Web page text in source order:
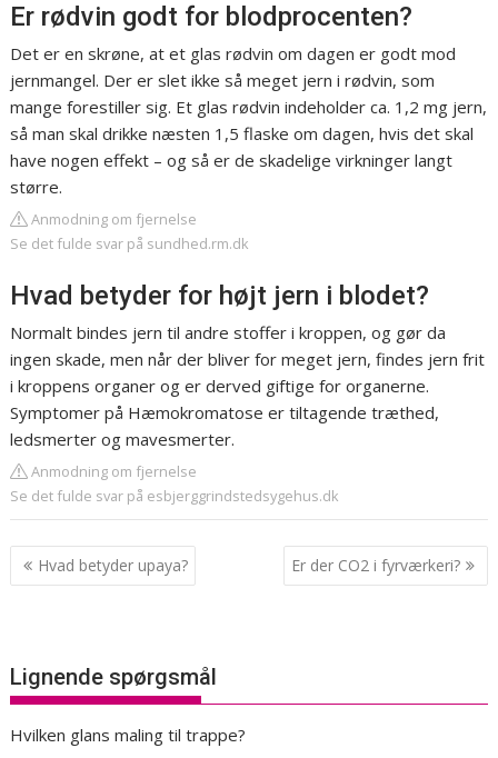
Er rødvin godt for blodprocenten?
Det er en skrøne, at et glas rødvin om dagen er godt mod
jernmangel. Der er slet ikke så meget jern i rødvin, som
mange forestiller sig. Et glas rødvin indeholder ca. 1,2 mg jern,
så man skal drikke næsten 1,5 flaske om dagen, hvis det skal
have nogen effekt – og så er de skadelige virkninger langt
større.
Anmodning om fjernelse
Se det fulde svar på sundhed.rm.dk
Hvad betyder for højt jern i blodet?
Normalt bindes jern til andre stoffer i kroppen, og gør da
ingen skade, men når der bliver for meget jern, findes jern frit
i kroppens organer og er derved giftige for organerne.
Symptomer på Hæmokromatose er tiltagende træthed,
ledsmerter og mavesmerter.
Anmodning om fjernelse
Se det fulde svar på esbjerggrindstedsygehus.dk
Indlægsnavigation
Hvad betyder upaya? Er der CO2 i fyrværkeri?
Lignende spørgsmål
Hvilken glans maling til trappe?